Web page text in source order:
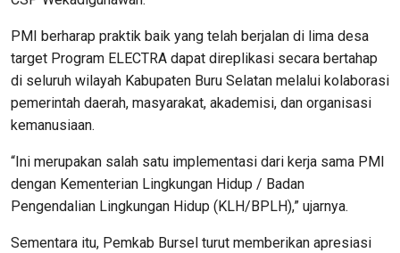
PMI berharap praktik baik yang telah berjalan di lima desa
target Program ELECTRA dapat direplikasi secara bertahap
di seluruh wilayah Kabupaten Buru Selatan melalui kolaborasi
pemerintah daerah, masyarakat, akademisi, dan organisasi
kemanusiaan.
“Ini merupakan salah satu implementasi dari kerja sama PMI
dengan Kementerian Lingkungan Hidup / Badan
Pengendalian Lingkungan Hidup (KLH/BPLH),” ujarnya.
Sementara itu, Pemkab Bursel turut memberikan apresiasi